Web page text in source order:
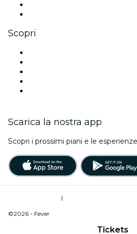
Tickets
Scopri
Scarica la nostra app
Scopri i prossimi piani e le
|
©2026 - Fever